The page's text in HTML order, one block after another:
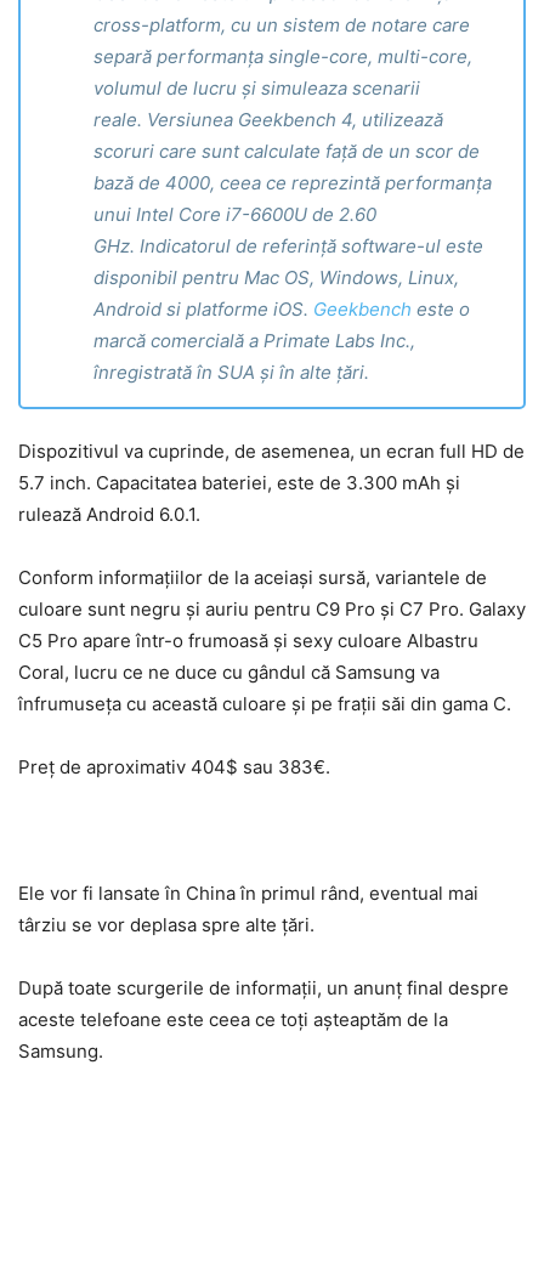
cross-platform, cu un sistem de notare care
separă performanța single-core, multi-core,
volumul de lucru și simuleaza scenarii
reale. Versiunea Geekbench 4, utilizează
scoruri care sunt calculate față de un scor de
bază de 4000, ceea ce reprezintă performanța
unui Intel Core i7-6600U de 2.60
GHz. Indicatorul de referință software-ul este
disponibil pentru Mac OS, Windows, Linux,
Android si platforme iOS. Geekbench este o
marcă comercială a Primate Labs Inc.,
înregistrată în SUA și în alte țări.
Dispozitivul va cuprinde, de asemenea, un ecran full HD de
5.7 inch. Capacitatea bateriei, este de 3.300 mAh și
rulează Android 6.0.1.
Conform informațiilor de la aceiași sursă, variantele de
culoare sunt negru și auriu pentru C9 Pro și C7 Pro. Galaxy
C5 Pro apare într-o frumoasă și sexy culoare Albastru
Coral, lucru ce ne duce cu gândul că Samsung va
înfrumuseța cu această culoare și pe frații săi din gama C.
Preț de aproximativ 404$ sau 383€.
Ele vor fi lansate în China în primul rând, eventual mai
târziu se vor deplasa spre alte țări.
După toate scurgerile de informații, un anunț final despre
aceste telefoane este ceea ce toți așteaptăm de la
Samsung.